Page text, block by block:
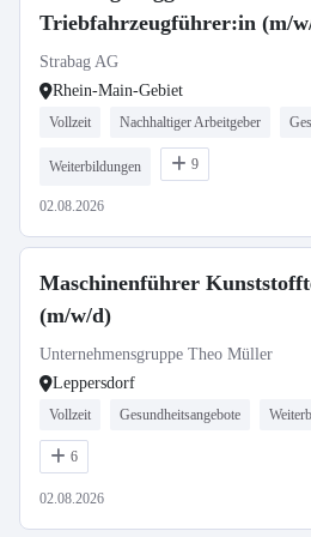
Triebfahrzeugführer:in (m/
Strabag AG
Rhein-Main-Gebiet
Vollzeit Nachhaltiger Arbeitgeber
Weiterbildungen 9
02.08.2026
Maschinenführer
(m/w/d)
Unternehmensgruppe Theo Müller
Leppersdorf
Vollzeit Gesundheitsangebote
6
02.08.2026